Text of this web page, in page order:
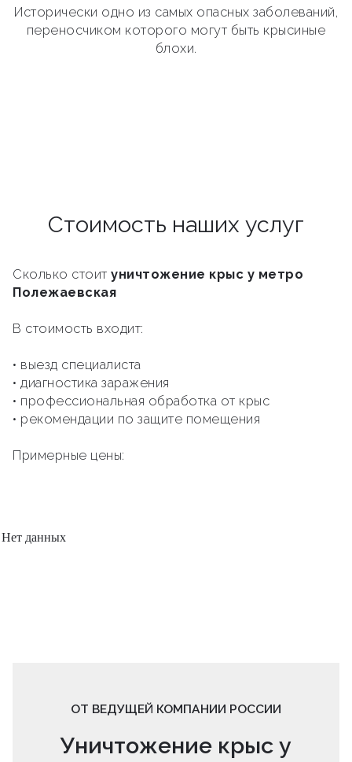
Исторически одно из самых опасных заболеваний,
переносчиком которого могут быть крысиные
блохи.
Стоимость наших услуг
Сколько стоит уничтожение крыс у метро
Полежаевская
В стоимость входит:
• выезд специалиста
• диагностика заражения
• профессиональная обработка от крыс
• рекомендации по защите помещения
Примерные цены:
Нет данных
ОТ ВЕДУЩЕЙ КОМПАНИИ РОССИИ
Уничтожение крыс у